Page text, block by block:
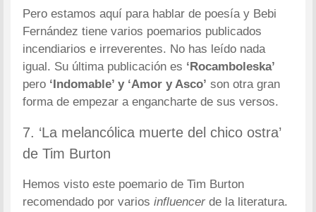
Pero estamos aquí para hablar de poesía y Bebi
Fernández tiene varios poemarios publicados
incendiarios e irreverentes. No has leído nada
igual. Su última publicación es ‘Rocamboleska’
pero ‘Indomable’ y ‘Amor y Asco’ son otra gran
forma de empezar a engancharte de sus versos.
7. ‘La melancólica muerte del chico ostra’
de Tim Burton
Hemos visto este poemario de Tim Burton
recomendado por variosinfluencerde la literatura.